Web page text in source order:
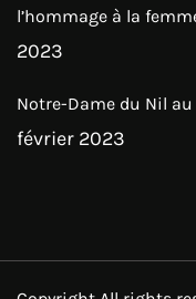
l’hommage à la
2023
Notre-Dame du Nil
février 2023